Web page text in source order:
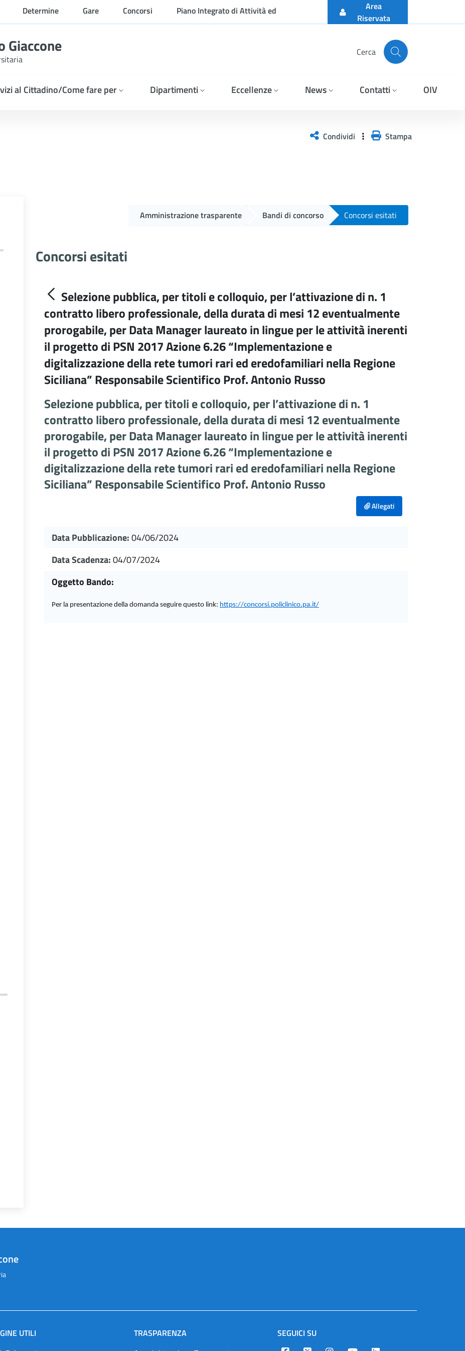
Determine Gare Concorsi
Piano Integrato di Attività ed
Organizzazione
Area
Riservata
Giaccone Cerca
al Cittadino/Come fare per Dipartimenti Eccellenze News Contatti OIV
Condividi Stampa
Amministrazione trasparente Bandi di concorso Concorsi esitati
Concorsi esitati
Selezione pubblica, per titoli e colloquio, per l’attivazione di n. 1
contratto libero professionale, della durata di mesi 12 eventualmente
prorogabile, per Data Manager laureato in lingue per le attività inerenti
il progetto di PSN 2017 Azione 6.26 “Implementazione e
digitalizzazione della rete tumori rari ed eredofamiliari nella Regione
Siciliana” Responsabile Scientifico Prof. Antonio Russo
Selezione pubblica, per titoli e colloquio, per l’attivazione di n. 1
contratto libero professionale, della durata di mesi 12 eventualmente
prorogabile, per Data Manager laureato in lingue per le attività inerenti
il progetto di PSN 2017 Azione 6.26 “Implementazione e
digitalizzazione della rete tumori rari ed eredofamiliari nella Regione
Siciliana” Responsabile Scientifico Prof. Antonio Russo
Allegati
Data Pubblicazione:04/06/2024
Data Scadenza:04/07/2024
Oggetto Bando:
per la presentazione della domanda seguire questo link: https://concorsi.policlinico.pa.it/
UTILI
TRASPARENZA
SEGUICI SU